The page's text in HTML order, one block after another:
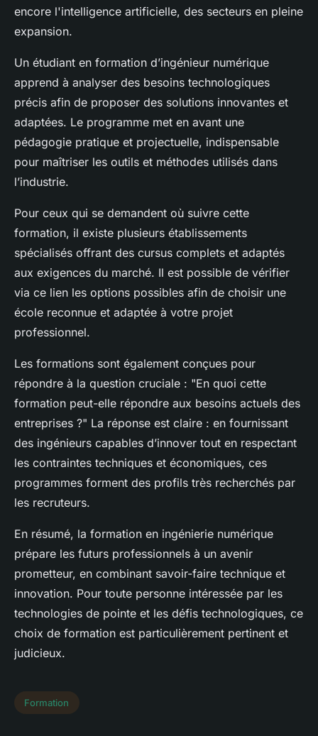
encore l'intelligence artificielle, des secteurs en pleine
expansion.
Un étudiant en formation d’ingénieur numérique
apprend à analyser des besoins technologiques
précis afin de proposer des solutions innovantes et
adaptées. Le programme met en avant une
pédagogie pratique et projectuelle, indispensable
pour maîtriser les outils et méthodes utilisés dans
l’industrie.
Pour ceux qui se demandent où suivre cette
formation, il existe plusieurs établissements
spécialisés offrant des cursus complets et adaptés
aux exigences du marché. Il est possible de vérifier
via ce lien les options possibles afin de choisir une
école reconnue et adaptée à votre projet
professionnel.
Les formations sont également conçues pour
répondre à la question cruciale : "En quoi cette
formation peut-elle répondre aux besoins actuels des
entreprises ?" La réponse est claire : en fournissant
des ingénieurs capables d’innover tout en respectant
les contraintes techniques et économiques, ces
programmes forment des profils très recherchés par
les recruteurs.
En résumé, la formation en ingénierie numérique
prépare les futurs professionnels à un avenir
prometteur, en combinant savoir-faire technique et
innovation. Pour toute personne intéressée par les
technologies de pointe et les défis technologiques, ce
choix de formation est particulièrement pertinent et
judicieux.
Formation